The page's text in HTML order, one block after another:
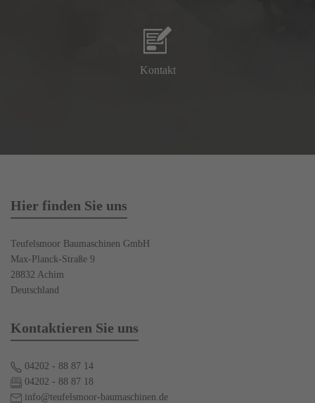
Kontakt
Hier finden Sie uns
Teufelsmoor Baumaschinen GmbH
Max-Planck-Straße 9
28832 Achim
Deutschland
Kontaktieren Sie uns
04202 - 88 87 14
04202 - 88 87 18
info@teufelsmoor-baumaschinen.de